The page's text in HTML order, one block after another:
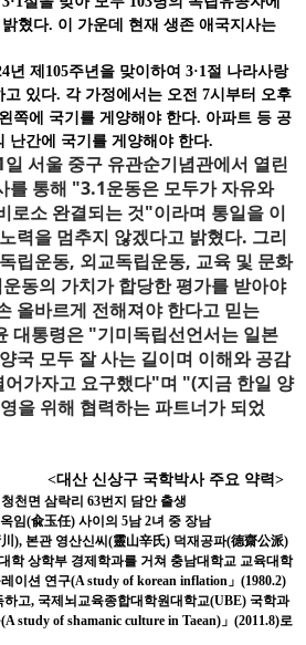
혔다. 이 가운데 현재 생존 애국지사는
년 제105주년을 맞이하여 3·1절 나라사랑
있다. 각 가정에서는 오전 7시부터 오후
쪽에 국기를 게양해야 한다. 아파트 등 공
난간에 국기를 게양해야 한다.
서울 중구 유관순기념관에서 열린
를 통해 "3.1운동은 모두가 자유와
로소 완결되는 것"이라며 통일을 이
력을 멈추지 않겠다고 밝혔다. 그리
립운동, 외교독립운동, 교육 및 문화
동의 가치가 합당한 평가를 받아야
올바르게 전해져야 한다고 믿는
대통령은 "기미독립선언서는 일본
국 모두 잘 사는 길이며 이해와 공감
어가자고 요구했다"며 "(지금 한일 양
을 위해 협력하는 파트너가 되었
국학박사 주요 약력>
천면 삼락리 63번지 담안 출생
임(兪玉任) 사이의 5남 2녀 중 장남
), 본관 영산신씨(靈山辛氏) 덕재공파(德齋公派)
학 상학부 경제학과를 거쳐 충남대학교 교육대학
이션 연구(A study of korean inflation」(1980.2)
고, 국제뇌교육종합대학원대학교(UBE) 국학과
study of shamanic culture in Taean)」(2011.8)로